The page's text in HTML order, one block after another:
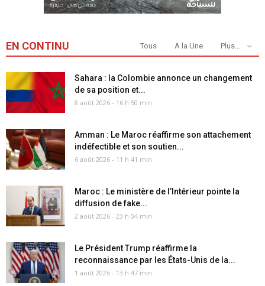
EN CONTINU Tous A la Une Plus...
Sahara : la Colombie annonce un changement
de sa position et...
8 août 2026 - 16 h 50 min
Amman : Le Maroc réaffirme son attachement
indéfectible et son soutien...
6 août 2026 - 11 h 41 min
Maroc : Le ministère de l’Intérieur pointe la
diffusion de fake...
2 août 2026 - 23 h 04 min
Le Président Trump réaffirme la
reconnaissance par les États-Unis de la...
1 août 2026 - 13 h 47 min